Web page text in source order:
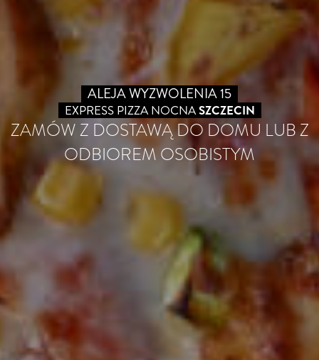
ALEJA WYZWOLENIA 15
EXPRESS PIZZA NOCNASZCZECIN
ZAMÓW Z DOSTAWĄ DO DOMU LUB Z
ODBIOREM OSOBISTYM